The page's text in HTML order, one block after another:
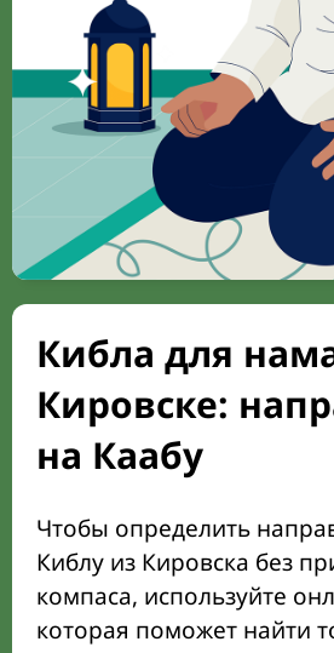
Кибла для
Кировске:
на Каабу
Чтобы определить
Киблу из Кировска без
компаса, используйте
которая поможет найти